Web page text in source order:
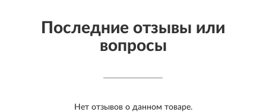
Последние отзывы или
вопросы
Нет отзывов о данном товаре.